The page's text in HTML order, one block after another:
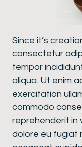
Since it’s
consectetur
tempor
aliqua. Ut enim
exercitation
commodo
reprehenderit in
dolore eu fugiat